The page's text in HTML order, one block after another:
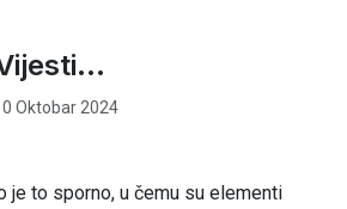
Oktobar 2024
je to sporno, u čemu su elementi